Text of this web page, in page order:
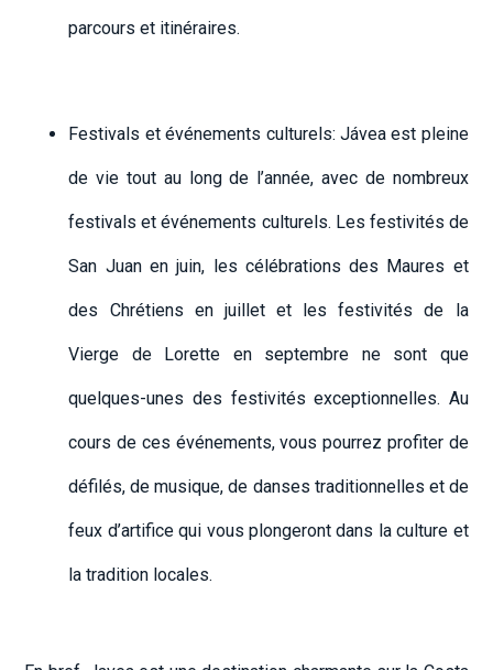
parcours et itinéraires.
Festivals et événements culturels: Jávea est pleine
de vie tout au long de l’année, avec de nombreux
festivals et événements culturels. Les festivités de
San Juan en juin, les célébrations des Maures et
des Chrétiens en juillet et les festivités de la
Vierge de Lorette en septembre ne sont que
quelques-unes des festivités exceptionnelles. Au
cours de ces événements, vous pourrez profiter de
défilés, de musique, de danses traditionnelles et de
feux d’artifice qui vous plongeront dans la culture et
la tradition locales.